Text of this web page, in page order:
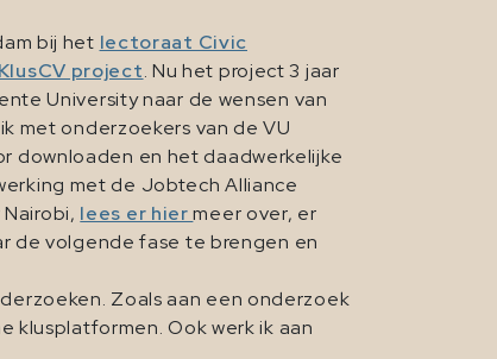
bij het lectoraat Civic
KlusCV project. Nu het project 3 jaar
University naar de wensen van
met onderzoekers van de VU
downloaden en het daadwerkelijke
met de Jobtech Alliance
lees er hiermeer over, er
de volgende fase te brengen en
Zoals aan een onderzoek
klusplatformen. Ook werk ik aan